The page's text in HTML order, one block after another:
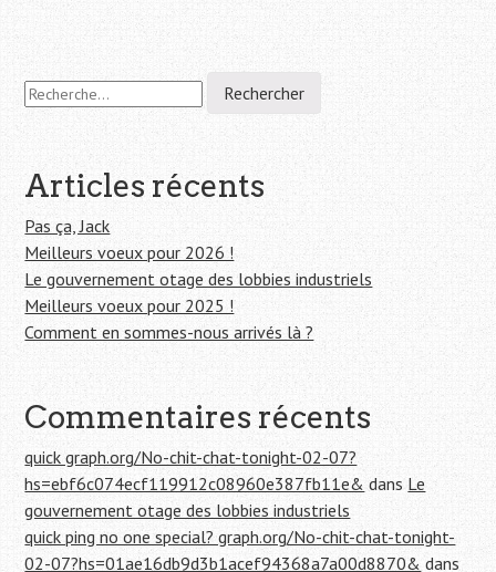
Navigation
de
l'article
R
e
e
r
c
h
e
r
:
Articles récents
Pas ça, Jack
Meilleurs voeux pour 2026 !
Le gouvernement otage des lobbies industriels
Meilleurs voeux pour 2025 !
Comment en sommes-nous arrivés là ?
Commentaires récents
quick graph.org/No-chit-chat-tonight-02-07?
hs=ebf6c074ecf119912c08960e387fb11e& dans Le
gouvernement otage des lobbies industriels
quick ping no one special? graph.org/No-chit-chat-tonight-
02-07?hs=01ae16db9d3b1acef94368a7a00d8870& dans